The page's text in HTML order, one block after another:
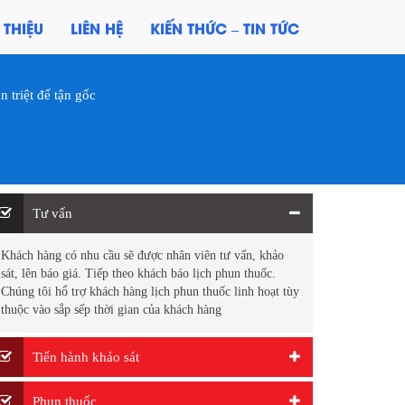
LIÊN HỆ KIẾN THỨC – TIN TỨC
triệt để tận gốc
Tư vấn
Khách hàng có nhu cầu sẽ được nhân viên tư vấn, khảo
sát, lên báo giá. Tiếp theo khách báo lịch phun thuốc.
Chúng tôi hổ trợ khách hàng lịch phun thuốc linh hoạt tùy
thuộc vào sắp sếp thời gian của khách hàng
Tiến hành khảo sát
Phun thuốc